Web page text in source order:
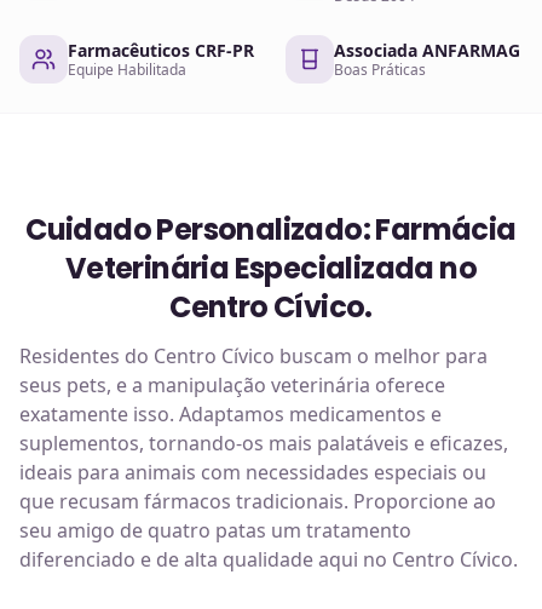
Farmacêuticos CRF-PR
Equipe Habilitada
Associada ANFARMAG
Boas Práticas
Cuidado Personalizado: Farmácia
Veterinária Especializada no
Centro Cívico.
Residentes do Centro Cívico buscam o melhor para
seus pets, e a manipulação veterinária oferece
exatamente isso. Adaptamos medicamentos e
suplementos, tornando-os mais palatáveis e eficazes,
ideais para animais com necessidades especiais ou
que recusam fármacos tradicionais. Proporcione ao
seu amigo de quatro patas um tratamento
diferenciado e de alta qualidade aqui no Centro Cívico.